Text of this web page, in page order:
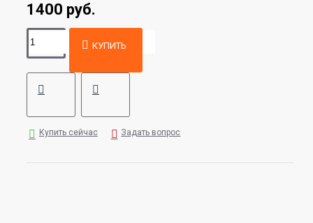
1400 руб.
КУПИТЬ
Купить сейчас Задать вопрос